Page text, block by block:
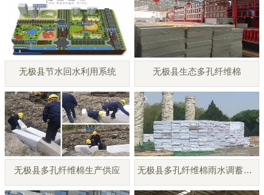
无极县节水回水利用系统 无极县生态多孔纤维棉
无极县多孔纤维棉生产供应 无极县多孔纤维棉雨水调蓄模块